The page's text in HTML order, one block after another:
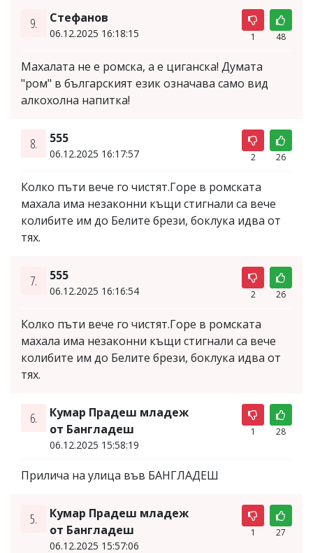
9. Стефанов
06.12.2025 16:18:15 1 48
Махалата не е ромска, а е циганска! Думата
"ром" в българският език означава само вид
алкохолна напитка!
8. 555
06.12.2025 16:17:57 2 26
Колко пъти вече го чистят.Горе в ромската
махала има незаконни къщи стигнали са вече
колибите им до Белите брези, боклука идва от
тях.
7. 555
06.12.2025 16:16:54 2 26
Колко пъти вече го чистят.Горе в ромската
махала има незаконни къщи стигнали са вече
колибите им до Белите брези, боклука идва от
тях.
6.
Кумар Прадеш младеж
от Бангладеш
06.12.2025 15:58:19
1 28
Прилича на улица във БАНГЛАДЕШ
5.
Кумар Прадеш младеж
от Бангладеш
06.12.2025 15:57:06
1 27